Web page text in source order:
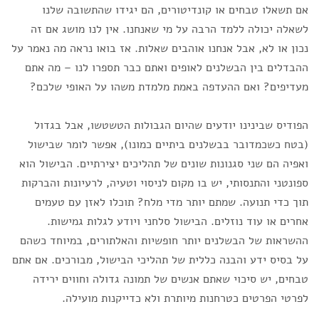
אם תשאלו טבחים או קונדיטורים, הם יגידו שהתשובה שלנו
לשאלה יכולה ללמד הרבה על מי שאנחנו. אין לנו מושג אם זה
נכון או לא, אבל אנחנו אוהבים שאלות. אז בואו נראה מה נאמר על
ההבדלים בין הבשלנים לאופים ואתם כבר תספרו לנו – מה אתם
מעדיפים? ואם ההעדפה באמת מלמדת משהו על האופי שלכם?
הפודיס שבינינו יודעים שהיום הגבולות הטשטשו, אבל בגדול
(בטח כשכמדובר בבשלנים ביתיים כמונו), אפשר לומר שבישול
ואפיה הם שני סגנונות שונים של תהליכים יצירתיים. הבישול הוא
ספונטני והתנסותי, יש בו מקום לניסוי וטעיה, לרעיונות והברקות
תוך כדי תנועה. שמתם יותר מדי מלח? תוכלו לאזן עם טעמים
אחרים או עוד נוזלים. הבישול סלחני ויודע לגלות גמישות.
ההשראות של הבשלנים יותר חופשיות והאלתורים, במיוחד כשהם
על בסיס ידע והבנה כללית של תהליכי הבישול, מבורכים. אם אתם
טבחים, יש סיכוי שאתם אנשים של תמונה גדולה וחווים ירידה
לפרטי הפרטים כטרחנות מיותרת ולא כדייקנות מועילה.